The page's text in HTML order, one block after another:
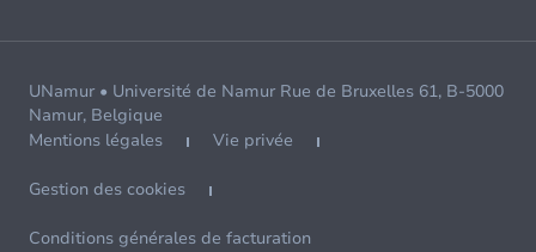
UNamur • Université de Namur Rue de Bruxelles 61, B-5000
Namur, Belgique
Mentions légales
Vie privée
Gestion des cookies
Conditions générales de facturation